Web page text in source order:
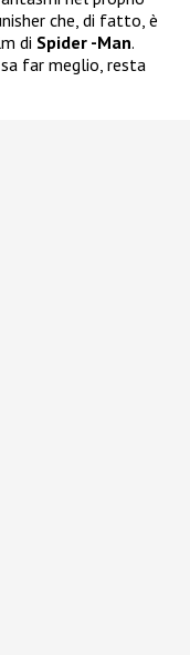
che, di fatto, è
di Spider -Man.
far meglio, resta